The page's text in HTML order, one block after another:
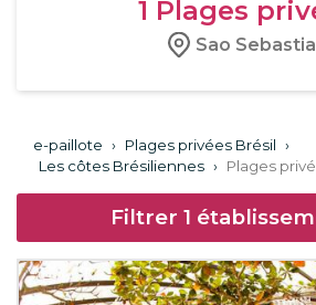
1 Plages
Sao
e-paillote › Plages privées Brésil ›
Les côtes Brésiliennes › Plages
Filtrer 1